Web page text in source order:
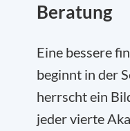
Beratung
Eine bessere
beginnt in der
herrscht ein
jeder vierte